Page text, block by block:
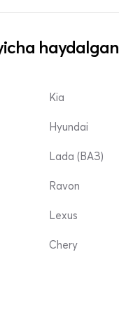
haydalgan
Kia
Hyundai
Lada (ВАЗ)
Ravon
Lexus
Chery